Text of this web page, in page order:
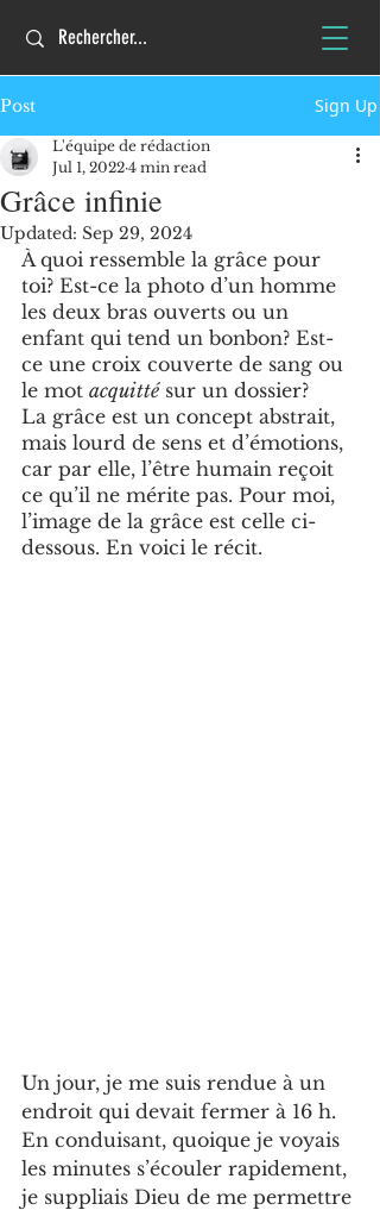
Post Sign Up
Grâce infinie
L'équipe de rédaction
Jul 1, 2022 4 min read
Updated: Sep 29, 2024
À quoi ressemble la grâce pour
toi? Est-ce la photo d’un homme
les deux bras ouverts ou un
enfant qui tend un bonbon? Est-
ce une croix couverte de sang ou
le mot acquitté sur un dossier?
La grâce est un concept abstrait,
mais lourd de sens et d’émotions,
car par elle, l’être humain reçoit
ce qu’il ne mérite pas. Pour moi,
l’image de la grâce est celle ci-
dessous. En voici le récit.
Un jour, je me suis rendue à un
endroit qui devait fermer à 16 h.
En conduisant, quoique je voyais
les minutes s’écouler rapidement,
je suppliais Dieu de me permettre